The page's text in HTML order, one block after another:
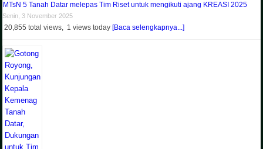
MTsN 5 Tanah Datar melepas Tim Riset untuk mengikuti ajang KREASI 2025
Senin, 3 November 2025
20,855 total views, 1 views today [Baca selengkapnya...]